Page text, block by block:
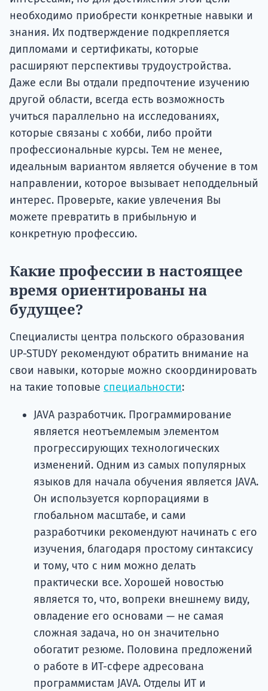
необходимо приобрести конкретные навыки и
знания. Их подтверждение подкрепляется
дипломами и сертификаты, которые
расширяют перспективы трудоустройства.
Даже если Вы отдали предпочтение изучению
другой области, всегда есть возможность
учиться параллельно на исследованиях,
которые связаны с хобби, либо пройти
профессиональные курсы. Тем не менее,
идеальным вариантом является обучение в том
направлении, которое вызывает неподдельный
интерес. Проверьте, какие увлечения Вы
можете превратить в прибыльную и
конкретную профессию.
Какие профессии в настоящее
время ориентированы на
будущее?
Специалисты центра польского образования
UP-STUDY рекомендуют обратить внимание на
свои навыки, которые можно скоординировать
на такие топовые специальности:
JAVA разработчик. Программирование
является неотъемлемым элементом
прогрессирующих технологических
изменений. Одним из самых популярных
языков для начала обучения является JAVA.
Он используется корпорациями в
глобальном масштабе, и сами
разработчики рекомендуют начинать с его
изучения, благодаря простому синтаксису
и тому, что с ним можно делать
практически все. Хорошей новостью
является то, что, вопреки внешнему виду,
овладение его основами — не самая
сложная задача, но он значительно
обогатит резюме. Половина предложений
о работе в ИТ-сфере адресована
программистам JAVA. Отделы ИТ и